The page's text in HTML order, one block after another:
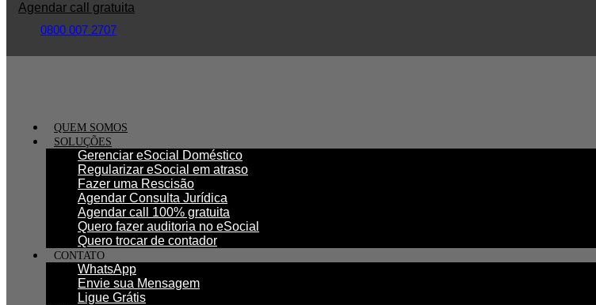
Agendar call gratuita
0800 007 2707
QUEM SOMOS
SOLUÇÕES
Gerenciar eSocial Doméstico
Regularizar eSocial em atraso
Fazer uma Rescisão
Agendar Consulta Jurídica
Agendar call 100% gratuita
Quero fazer auditoria no eSocial
Quero trocar de contador
CONTATO
WhatsApp
Envie sua Mensagem
Ligue Grátis